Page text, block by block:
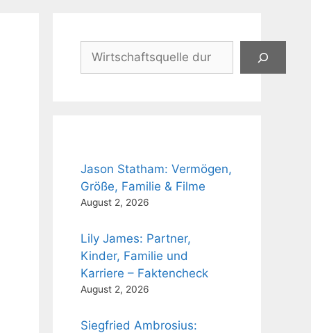
Suchen
Jason Statham: Vermögen,
Größe, Familie & Filme
August 2, 2026
Lily James: Partner,
Kinder, Familie und
Karriere – Faktencheck
August 2, 2026
Siegfried Ambrosius: